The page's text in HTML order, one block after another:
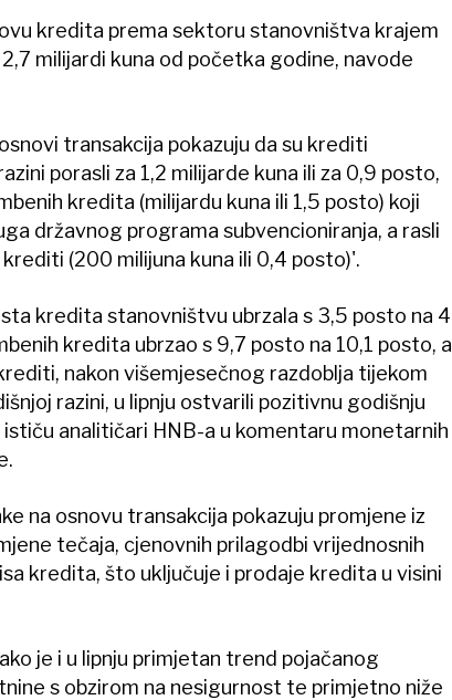
kredita prema sektoru stanovništva krajem
2,7 milijardi kuna od početka godine, navode
transakcija pokazuju da su krediti
porasli za 1,2 milijarde kuna ili za 0,9 posto,
kredita (milijardu kuna ili 1,5 posto) koji
državnog programa subvencioniranja, a rasli
(200 milijuna kuna ili 0,4 posto)'.
kredita stanovništvu ubrzala s 3,5 posto na 4
kredita ubrzao s 9,7 posto na 10,1 posto, a
nakon višemjesečnog razdoblja tijekom
razini, u lipnju ostvarili pozitivnu godišnju
analitičari HNB-a u komentaru monetarnih
na osnovu transakcija pokazuju promjene iz
tečaja, cjenovnih prilagodbi vrijednosnih
kredita, što uključuje i prodaje kredita u visini
je i u lipnju primjetan trend pojačanog
s obzirom na nesigurnost te primjetno niže